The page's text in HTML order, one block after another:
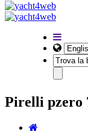
Pirelli pzero